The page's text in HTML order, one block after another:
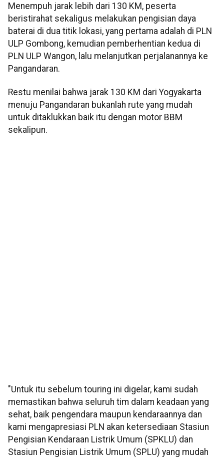
Menempuh jarak lebih dari 130 KM, peserta
beristirahat sekaligus melakukan pengisian daya
baterai di dua titik lokasi, yang pertama adalah di PLN
ULP Gombong, kemudian pemberhentian kedua di
PLN ULP Wangon, lalu melanjutkan perjalanannya ke
Pangandaran.
Restu menilai bahwa jarak 130 KM dari Yogyakarta
menuju Pangandaran bukanlah rute yang mudah
untuk ditaklukkan baik itu dengan motor BBM
sekalipun.
"Untuk itu sebelum touring ini digelar, kami sudah
memastikan bahwa seluruh tim dalam keadaan yang
sehat, baik pengendara maupun kendaraannya dan
kami mengapresiasi PLN akan ketersediaan Stasiun
Pengisian Kendaraan Listrik Umum (SPKLU) dan
Stasiun Pengisian Listrik Umum (SPLU) yang mudah